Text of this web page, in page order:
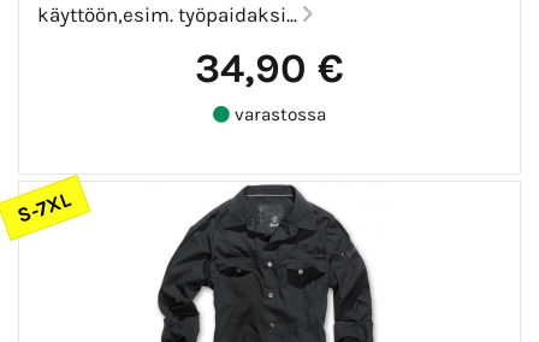
käyttöön,esim. työpaidaksi...
34,90 €
varastossa
S-7XL